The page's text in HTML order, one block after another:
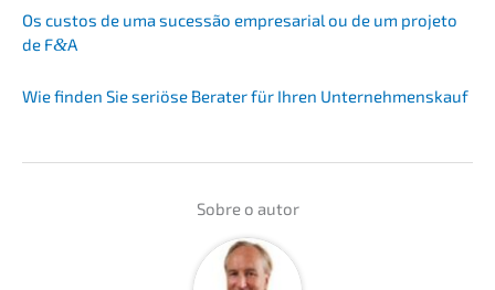
Os custos de uma suces­são empre­sa­ri­al ou de um proje­to
de F&A
Wie finden Sie seriö­se Berater für Ihren Unternehmenskauf
Sobre o autor